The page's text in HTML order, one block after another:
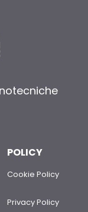
POLICY
Cookie Policy
Privacy Policy